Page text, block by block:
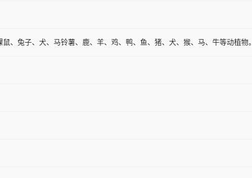
、兔子、犬、马铃薯、鹿、羊、鸡、鸭、鱼、猪、犬、猴、马、牛等动植物。